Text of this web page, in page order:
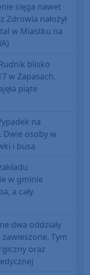
sięga nawet
Zdrowia nałożył
w Miastku na
blisko
w Zapasach.
piąte
na
osoby w
i busa
w gminie
a cały
dwa oddziały
Tym
oraz